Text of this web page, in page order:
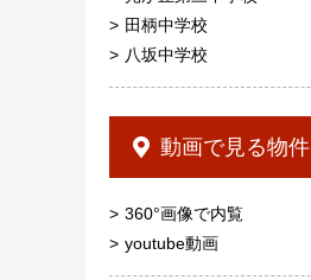
田柄中学校
八坂中学校
動画で見る物件
360°画像で内覧
youtube動画